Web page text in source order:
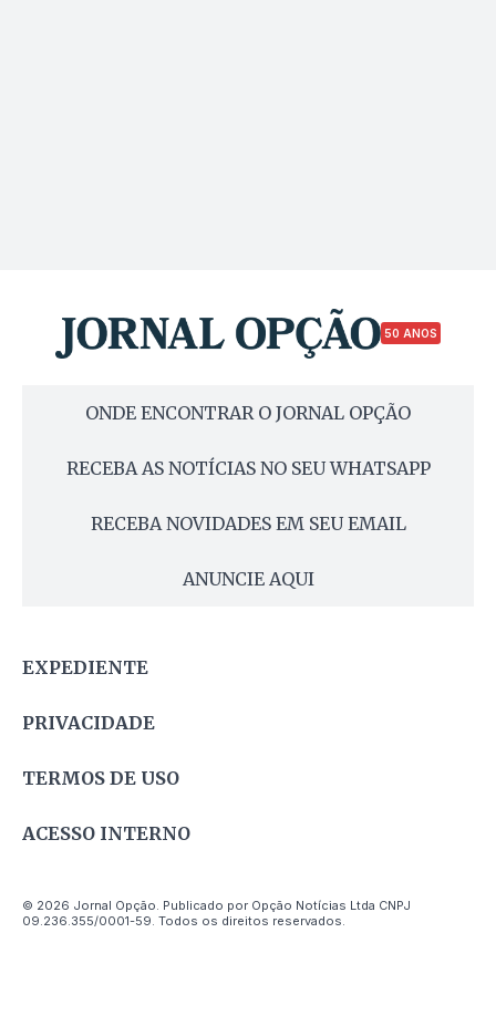
50 ANOS
ONDE ENCONTRAR O JORNAL OPÇÃO
RECEBA AS NOTÍCIAS NO SEU WHATSAPP
RECEBA NOVIDADES EM SEU EMAIL
ANUNCIE AQUI
EXPEDIENTE
PRIVACIDADE
TERMOS DE USO
ACESSO INTERNO
© 2026 Jornal Opção. Publicado por Opção Notícias Ltda CNPJ
09.236.355/0001-59. Todos os direitos reservados.